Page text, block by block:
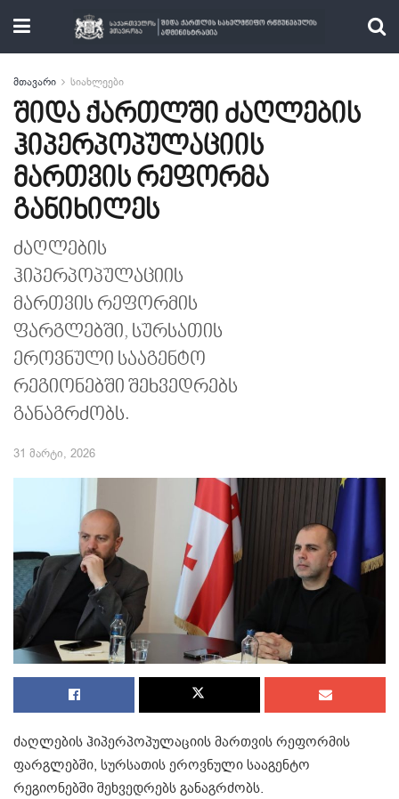
მთავარი სიახლეები
შიდა ქართლში ძაღლების
ჰიპერპოპულაციის
მართვის რეფორმა
განიხილეს
ძაღლების
ჰიპერპოპულაციის
მართვის რეფორმის
ფარგლებში, სურსათის
ეროვნული სააგენტო
რეგიონებში შეხვედრებს
განაგრძობს.
31 მარტი, 2026
ძაღლების ჰიპერპოპულაციის მართვის რეფორმის
ფარგლებში, სურსათის ეროვნული სააგენტო
რეგიონებში შეხვედრებს განაგრძობს.